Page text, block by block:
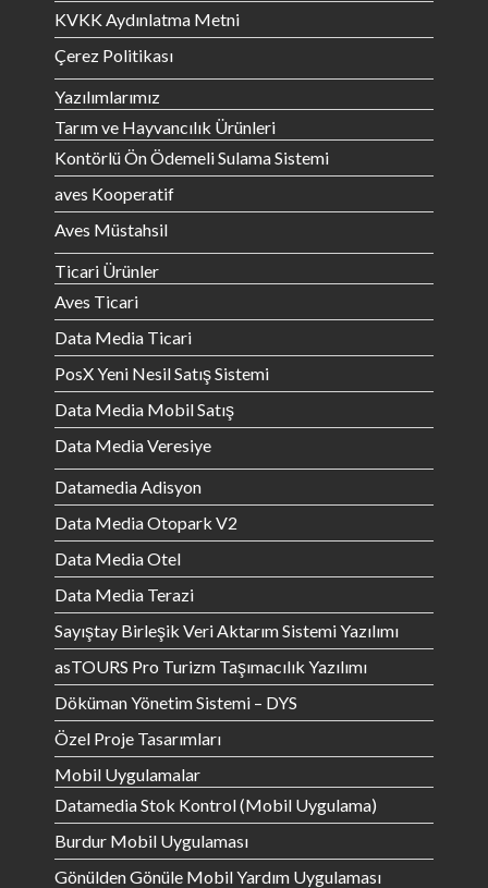
KVKK Aydınlatma Metni
Çerez Politikası
Yazılımlarımız
Tarım ve Hayvancılık Ürünleri
Kontörlü Ön Ödemeli Sulama Sistemi
aves Kooperatif
Aves Müstahsil
Ticari Ürünler
Aves Ticari
Data Media Ticari
PosX Yeni Nesil Satış Sistemi
Data Media Mobil Satış
Data Media Veresiye
Datamedia Adisyon
Data Media Otopark V2
Data Media Otel
Data Media Terazi
Sayıştay Birleşik Veri Aktarım Sistemi Yazılımı
asTOURS Pro Turizm Taşımacılık Yazılımı
Döküman Yönetim Sistemi – DYS
Özel Proje Tasarımları
Mobil Uygulamalar
Datamedia Stok Kontrol (Mobil Uygulama)
Burdur Mobil Uygulaması
Gönülden Gönüle Mobil Yardım Uygulaması